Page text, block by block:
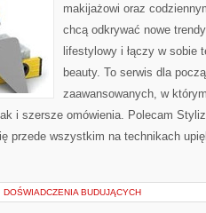
makijażowi oraz
chcą odkrywać nowe
lifestylowy i łączy w sobie
beauty. To serwis dla
zaawansowanych, w
i szersze omówienia. Polecam
przede wszystkim na technikach
DOŚWIADCZENIA BUDUJĄCYCH